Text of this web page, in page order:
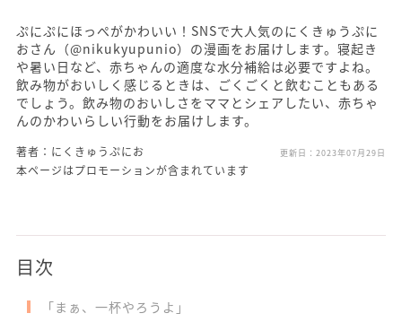
ぷにぷにほっぺがかわいい！SNSで大人気のにくきゅうぷに
おさん（@nikukyupunio）の漫画をお届けします。寝起き
や暑い日など、赤ちゃんの適度な水分補給は必要ですよね。
飲み物がおいしく感じるときは、ごくごくと飲むこともある
でしょう。飲み物のおいしさをママとシェアしたい、赤ちゃ
んのかわいらしい行動をお届けします。
著者：にくきゅうぷにお 更新日： 2023年07月29日
本ページはプロモーションが含まれています
目次
「まぁ、一杯やろうよ」